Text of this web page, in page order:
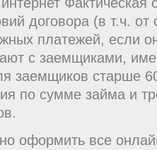
договора (в т.ч. от
платежей, если
с заемщиками,
заемщиков старше
по сумме займа и
оформить все